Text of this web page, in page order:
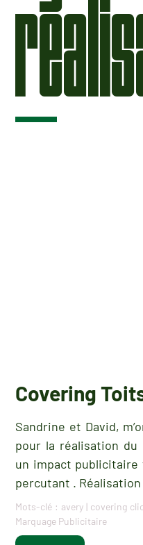
Covering
Sandrine et David,
pour la réalisation du
un impact
percutant . Réalisation
Mots-clé : avery | covering
Marquage Publicitaire